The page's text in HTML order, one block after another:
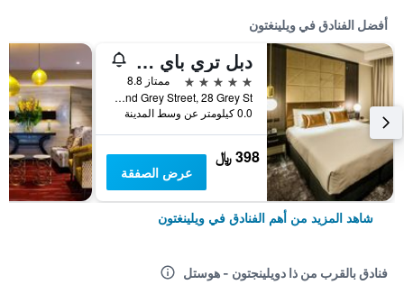
أفضل الفنادق في ويلينغتون
دبل تري باي هيلتون ويلينغتون
5 نجوم
ممتاز 8.8
Corner of Lambton Quay And Grey Street, 28 Grey St, ويلينغتون, نيوزيلندا
0.0 كيلومتر عن وسط المدينة
398 ﷼
عرض الصفقة
شاهد المزيد من أهم الفنادق في ويلينغتون
فنادق بالقرب من ذا دويلينجتون - هوستل